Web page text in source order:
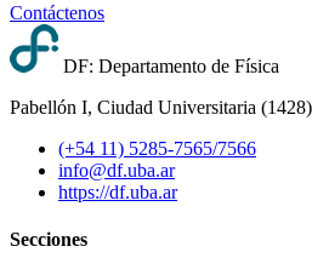
Contáctenos
DF: Departamento de Física
Pabellón I, Ciudad Universitaria
(+54 11) 5285-7565/7566
info@df.uba.ar
https://df.uba.ar
Secciones